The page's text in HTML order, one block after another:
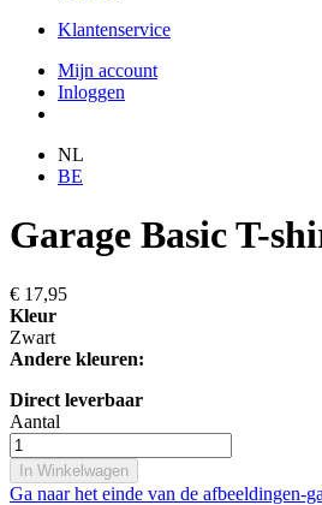
Klantenservice
Mijn account
Inloggen
NL
BE
Garage Basic T-
€ 17,95
Kleur
Zwart
Andere kleuren:
Direct leverbaar
Aantal
In Winkelwagen
Ga naar het einde van de afbeeldingen-